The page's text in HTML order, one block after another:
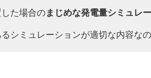
た場合のまじめな発電量シミュレ
るシミュレーションが適切な内容な